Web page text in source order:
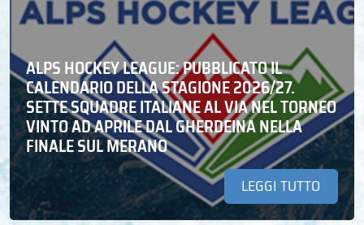
ALPS HOCKEY LEAGUE: PUBBLICATO IL
CALENDARIO DELLA STAGIONE 2026/27.
SETTE SQUADRE ITALIANE AL VIA NEL TORNEO
VINTO AD APRILE DAL GHERDEINA NELLA
FINALE SUL MERANO
LEGGI TUTTO